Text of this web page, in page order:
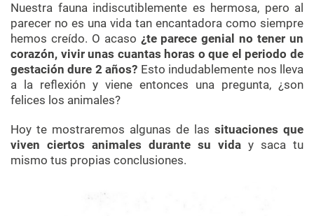
Nuestra fauna indiscutiblemente es hermosa, pero al
parecer no es una vida tan encantadora como siempre
hemos creído. O acaso ¿te parece genial no tener un
corazón, vivir unas cuantas horas o que el periodo de
gestación dure 2 años? Esto indudablemente nos lleva
a la reflexión y viene entonces una pregunta, ¿son
felices los animales?
Hoy te mostraremos algunas de las situaciones que
viven ciertos animales durante su vida y saca tu
mismo tus propias conclusiones.